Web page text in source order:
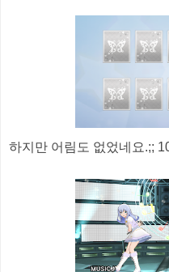
하지만 어림도 없었네요.;;